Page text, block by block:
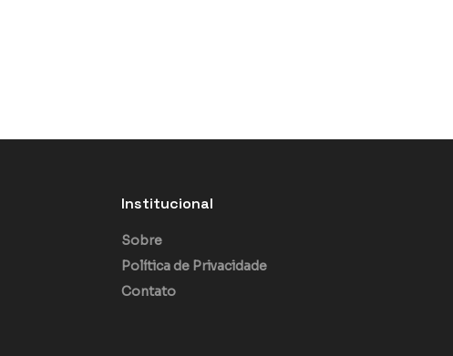
Institucional
Sobre
Política de Privacidade
Contato